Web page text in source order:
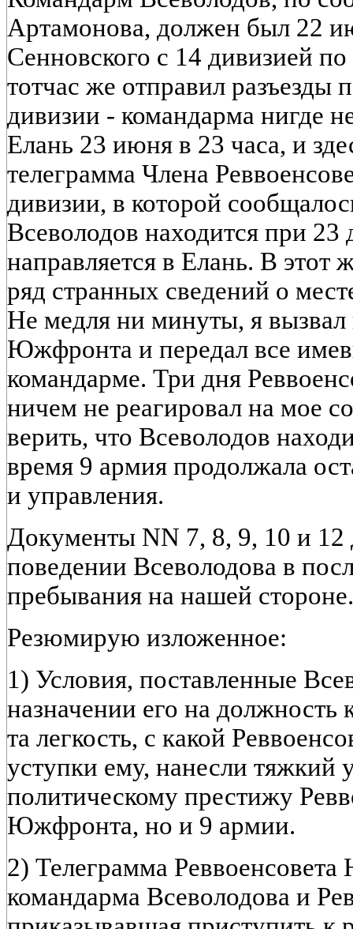
Артамонова, должен был 22
Сенновского с 14 дивизией
тотчас же отправил разъезды
дивизии - командарма нигде
Елань 23 июня в 23 часа, и
телеграмма Члена
дивизии, в которой
Всеволодов находится при 23
направляется в Елань. В этот
ряд странных сведений о
Не медля ни минуты, я вызвал
Южфронта и передал все
командарме. Три дня
ничем не реагировал на мое
верить, что Всеволодов
время 9 армия продолжала
и управления.
Документы NN 7, 8, 9, 10 и 12
поведении Всеволодова в
пребывания на нашей стороне.
Резюмирую изложенное:
1) Условия, поставленные
назначении его на
та легкость, с какой
уступки ему, нанесли тяжкий
политическому престижу
Южфронта, но и 9 армии.
2) Телеграмма
командарма Всеволодова и